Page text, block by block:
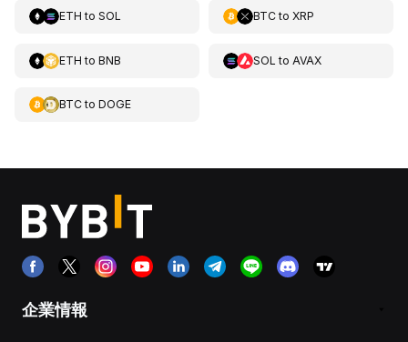
ETH to SOL BTCto XRP
ETH to BNB SOL to AVAX
BTCto DOGE
企業情報